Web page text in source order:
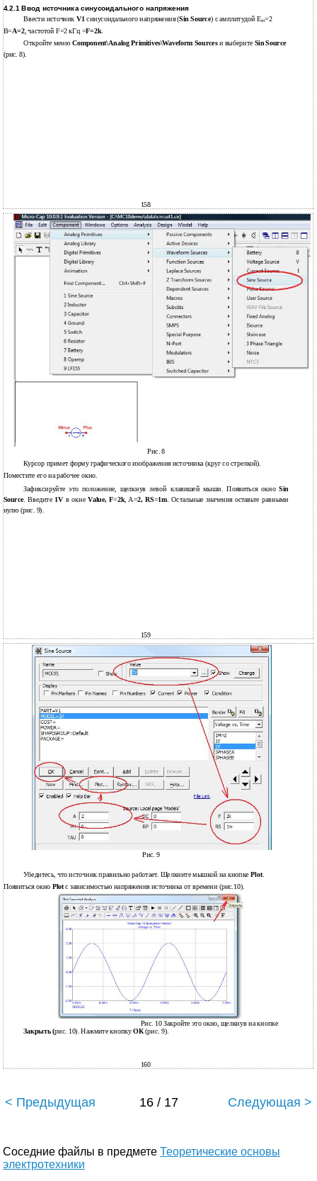
4.2.1 Ввод источника синусоидального напряжения
Ввести источник V1синусоидального напряжения (Sin Source) с амплитудой Em=2
В=A=2, частотой F=2 кГц =F=2k
Откройте меню Component\Analog Primitives\Waveform Sourcesи выберите Sin Source
(рис. 8).
158
Рис. 8
Курсор примет форму графического изображения источника (круг со стрелкой).
Поместите его на рабочее окно.
Зафиксируйте это положение, щелкнув левой клавишей мыши. Появиться окноSin
Source. Введите 1Vв окнеValue, F=2k , A=2, RS=1m . Остальные значения оставьте равными
нулю (рис. 9).
159
Рис. 9
Убедитесь, что источник правильно работает. Щелкните мышкой на кнопкеPlot.
Появиться окно Plotс зависимостью напряжения источника от времени (рис.10).
Рис. 10 Закройте это окно, щелкнув на кнопке
Закрыть (рис. 10). Нажмите кнопкуОК(рис. 9).
160
< Предыдущая 16 / 17 Следующая >
Соседние файлы в предмете Теоретические основы
электротехники